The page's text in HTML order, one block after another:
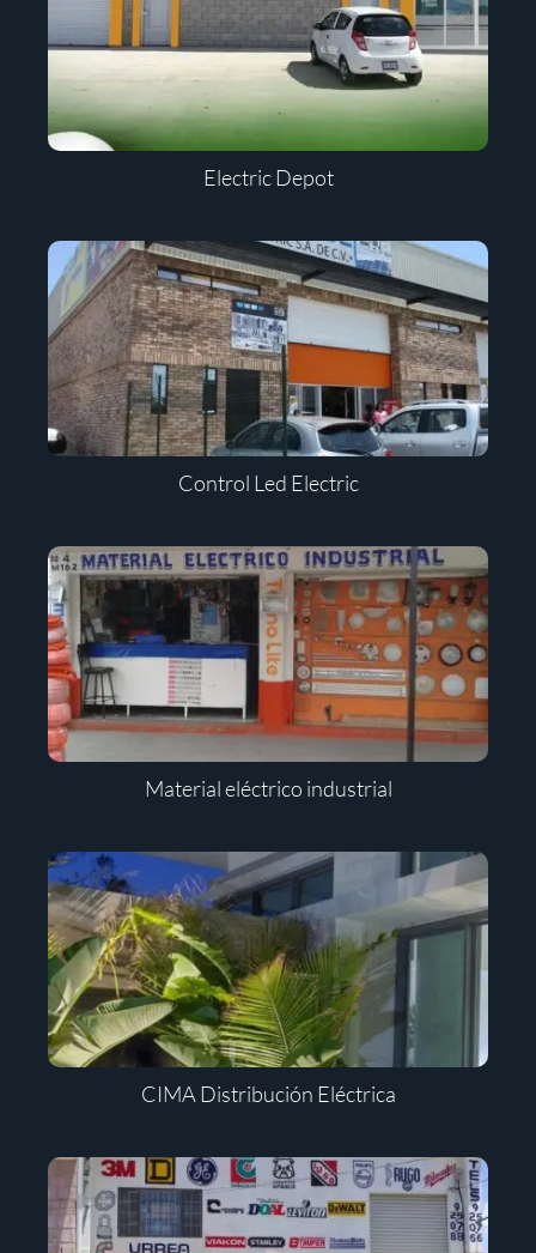
Electric Depot
Control Led Electric
Material eléctrico industrial
CIMA Distribución Eléctrica